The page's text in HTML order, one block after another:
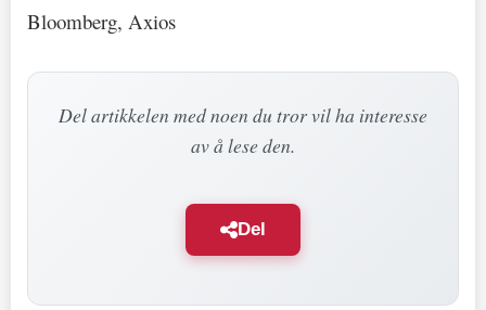
Bloomberg, Axios
Del artikkelen med noen du tror vil ha interesse
av å lese den.
Del